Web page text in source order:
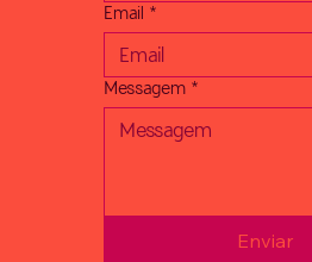
Email *
Messagem *
Enviar